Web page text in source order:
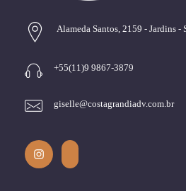
Alameda Santos, 2159 - Jardins -
+55(11)9 9867-3879
giselle@costagrandiadv.com.br